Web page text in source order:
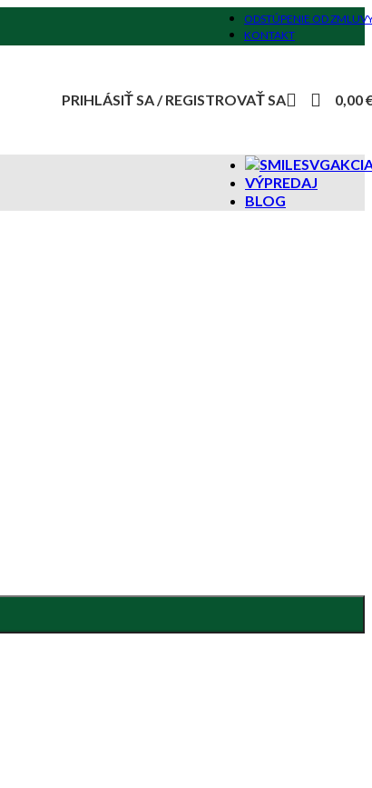
ODSTÚPENIE OD
KONTAKT
PRIHLÁSIŤ SA / REGISTROVAŤ SA 0,00
VÝPREDAJ
BLOG